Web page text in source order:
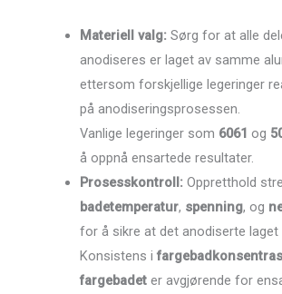
Materiell valg: Sørg for at alle
anodiseres er laget av samme
ettersom forskjellige legeringer
på anodiseringsprosessen.
Vanlige legeringer som 6061 og
å oppnå ensartede resultater.
Prosesskontroll: Oppretthold
badetemperatur, spenning, og
for å sikre at det anodiserte laget
Konsistens i
fargebadet er avgjørende for